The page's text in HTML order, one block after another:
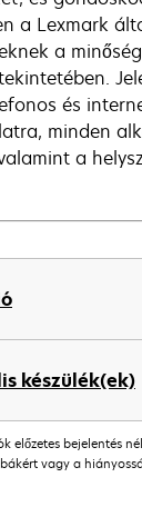
készülék(ek)
a Lexmark
a
és
minden
a
előzetes bejelentés
vagy a